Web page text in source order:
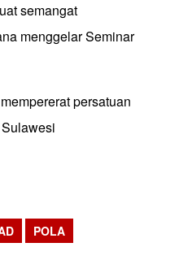
semangat
menggelar Seminar
persatuan
POLA